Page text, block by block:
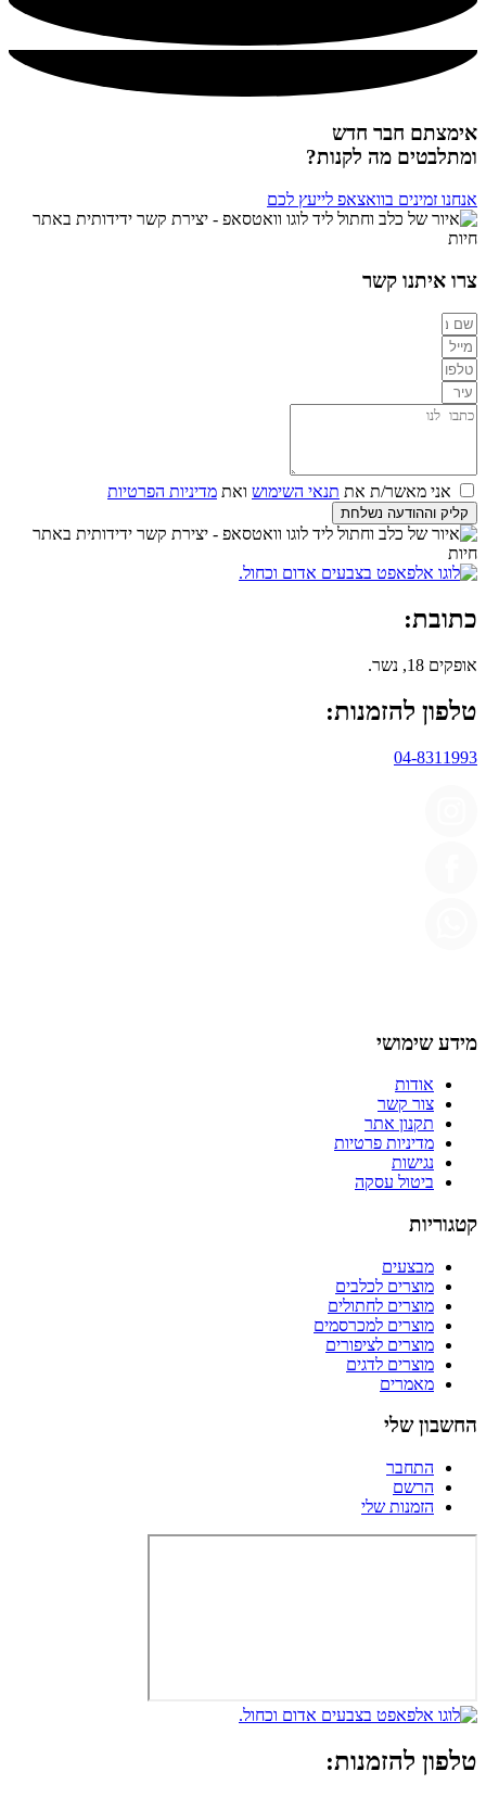
אימצתם חבר חדש
ומתלבטים מה לקנות?
אנחנו זמינים בוואצאפ לייעץ לכם
צרו איתנו קשר
אני מאשר/ת את תנאי השימוש ואת מדיניות הפרטיות
קליק וההודעה נשלחת
כתובת:
אופקים 18, נשר.
טלפון להזמנות:
04-8311993
מידע שימושי
אודות
צור קשר
תקנון אתר
מדיניות פרטיות
נגישות
ביטול עסקה
קטגוריות
מבצעים
מוצרים לכלבים
מוצרים לחתולים
מוצרים למכרסמים
מוצרים לציפורים
מוצרים לדגים
מאמרים
החשבון שלי
התחבר
הרשם
הזמנות שלי
טלפון להזמנות: